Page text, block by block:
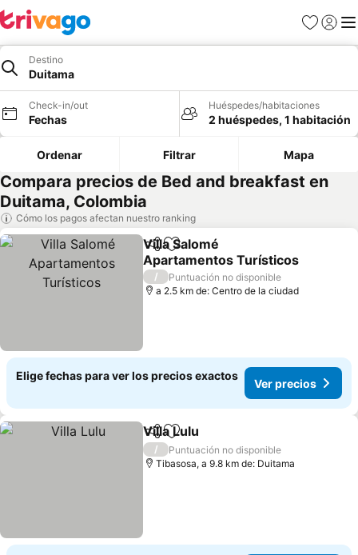
Favoritos
Iniciar
Destino
Duitama
Check-in/out
Fechas
Huéspedes/habitaciones
2 huéspedes, 1 habitación
Ordenar Filtrar Mapa
Compara precios de Bed and breakfast en
Duitama, Colombia
Cómo los pagos afectan nuestro ranking
CompartirAgregar a favoritos
Villa Salomé
Apartamentos Turísticos
/
Puntuación no disponible
a 2.5 km de: Centro de la ciudad
Elige fechas para ver los precios exactos
Ver precios
CompartirAgregar a favoritos
Villa Lulu
/
Puntuación no disponible
Tibasosa, a 9.8 km de: Duitama